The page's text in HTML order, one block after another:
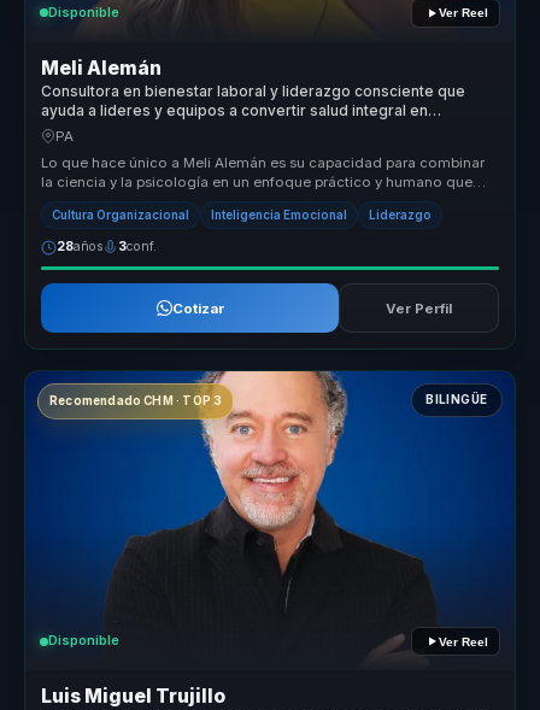
Disponible Ver Reel
Meli Alemán
Consultora en bienestar laboral y liderazgo consciente que
ayuda a lideres y equipos a convertir salud integral en
productividad, energia y cultura saludable.
PA
Lo que hace único a Meli Alemán es su capacidad para combinar
la ciencia y la psicología en un enfoque práctico y humano que
transforma v...
Cultura Organizacional Inteligencia Emocional Liderazgo
28años 3conf.
Cotizar Ver Perfil
Recomendado CHM · TOP 3 BILINGÜE
Disponible Ver Reel
Luis Miguel Trujillo